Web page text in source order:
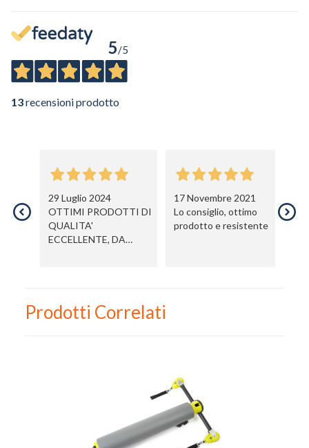
eMail
Telefono / Cellulare
Città
Un privato
Un professionista
Genesi srl.Informativa Privacy
5/5
13recensioni prodotto
29 Luglio 2024
OTTIMI PRODOTTI DI
QUALITA'
ECCELLENTE, DA
17 Novembre 2021
Lo consiglio, ottimo
prodotto e resistente
Prodotti Correlati